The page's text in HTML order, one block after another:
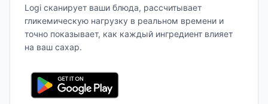
Logi сканирует ваши блюда, рассчитывает
гликемическую нагрузку в реальном времени и
точно показывает, как каждый ингредиент влияет
на ваш сахар.